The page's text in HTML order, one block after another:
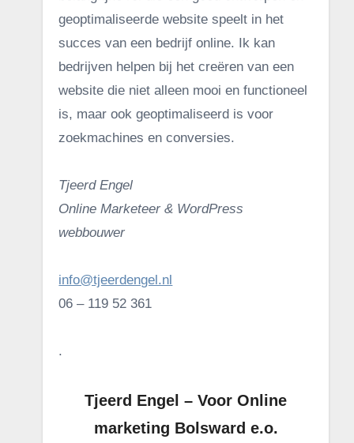
geoptimaliseerde website speelt in het
succes van een bedrijf online. Ik kan
bedrijven helpen bij het creëren van een
website die niet alleen mooi en functioneel
is, maar ook geoptimaliseerd is voor
zoekmachines en conversies.
Tjeerd Engel
Online Marketeer & WordPress
webbouwer
info@tjeerdengel.nl
06 – 119 52 361
.
Tjeerd Engel – Voor Online
marketing Bolsward e.o.